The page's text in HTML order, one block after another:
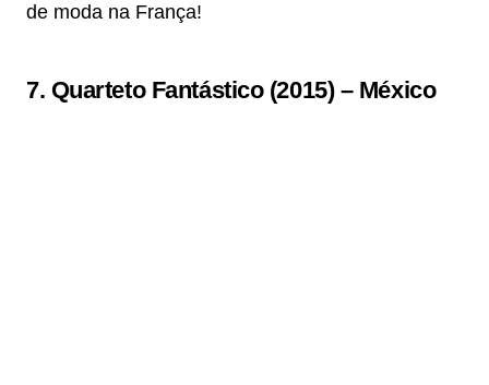
de moda na França!
7. Quarteto Fantástico (2015)– México